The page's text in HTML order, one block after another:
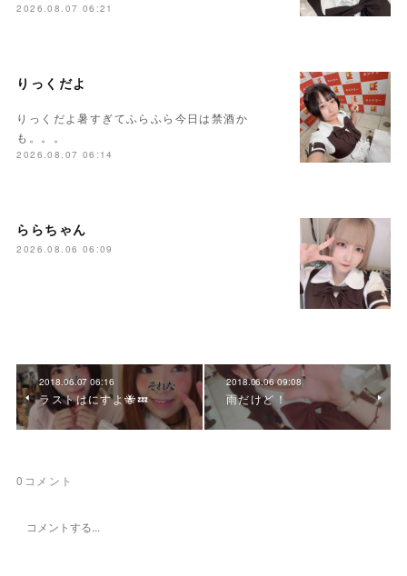
2026.08.07 06:21
りっくだよ
りっくだよ暑すぎてふらふら今日は禁酒か
も。。。
2026.08.07 06:14
ららちゃん
2026.08.06 06:09
2018.06.07 06:16
ラストはにすよ🐝💤
2018.06.06 09:08
雨だけど！
0 コメント